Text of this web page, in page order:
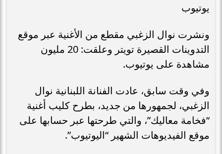
يوتيوب
ونشرت نوال الزغبي مقطع من الأغنية عبر موقع
التدوينات القصيرة تويتر وعلقت: 20 مليون
مشاهدة على يوتيوب.
وفي وقت سابق، عادت الفنانة اللبنانية نوال
الزغبي، لجمهورها من جديد، بطرح كليب أغنية
“فخامة معاليك”، والتي طرحتها عبر حسابها على
موقع الفيديوهات الشهير “اليوتيوب”.